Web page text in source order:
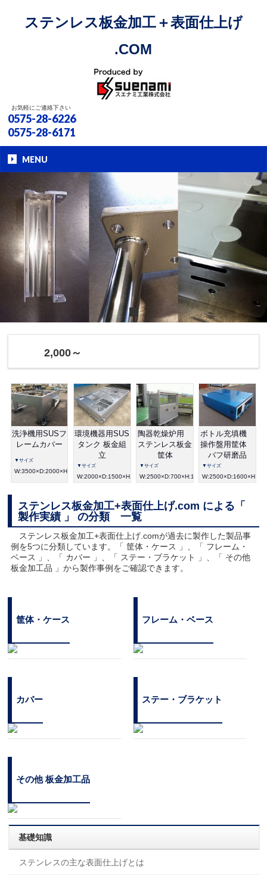
ステンレス板金加工＋表面仕上げ
.COM
お気軽にご連絡下さい
0575-28-6226
0575-28-6171
MENU
2,000～
洗浄機用SUSフ
レームカバー
▼サイズ
W:3500×D:2000×H:1000
環境機器用SUS
タンク 板金組
立
▼サイズ
W:2000×D:1500×H:400
陶器乾燥炉用
ステンレス板金
筐体
▼サイズ
W:2500×D:700×H:1600
ボトル充填機
操作盤用筐体
バフ研磨品
▼サイズ
ステンレス板金加工+表面仕上げ.com による「
製作実績 」 の分類 一覧
ステンレス板金加工+表面仕上げ.comが過去に製作した製品事
例を5つに分類しています。「 筐体・ケース 」、「 フレーム・
ベース 」、「 カバー 」、「 ステー・ブラケット 」、「 その他
板金加工品 」から製作事例をご確認できます。
筐体・ケース フレーム・ベース
カバー ステー・ブラケット
その他 板金加工品
基礎知識
ステンレスの主な表面仕上げとは